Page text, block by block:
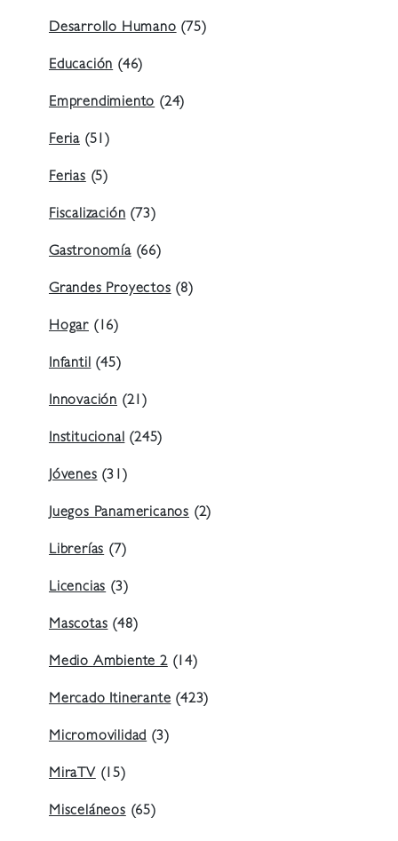
Desarrollo Humano(75)
Educación(46)
Emprendimiento(24)
Feria (51)
Ferias(5)
Fiscalización(73)
Gastronomía(66)
Grandes Proyectos(8)
Hogar (16)
Infantil(45)
Innovación (21)
Institucional(245)
Jóvenes(31)
Juegos Panamericanos (2)
Librerías(7)
Licencias(3)
Mascotas(48)
Medio Ambiente 2(14)
Mercado Itinerante(423)
Micromovilidad(3)
MiraTV(15)
Misceláneos(65)